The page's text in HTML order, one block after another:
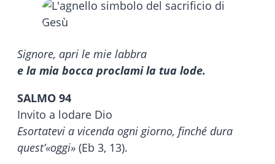
Signore, apri le mie labbra
e la mia bocca proclami la tua lode.
SALMO 94
Invito a lodare Dio
Esortatevi a vicenda ogni giorno, finché dura
quest’«oggi» (Eb 3, 13).